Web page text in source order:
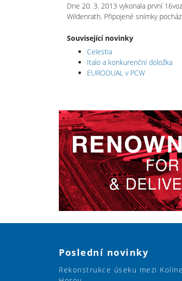
Dne 20. 3. 2013 vykonala první
Wildenrath. Připojené snímky
Související novinky
Celestia
Italo a konkurenční doložka
EURODUAL v PCW
Poslední novinky
Rekonstrukce úseku mezi